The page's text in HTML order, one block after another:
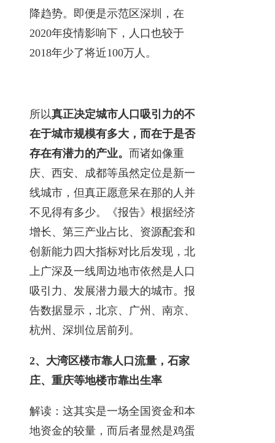
降趋势。即便是示范区深圳，在
2020年疫情影响下，人口也较于
2018年少了将近100万人。
所以真正决定城市人口吸引力的不
在于城市规模有多大，而在于是否
存在有潜力的产业。 而诸如像重
庆、西安、成都等虽然定位是新一
线城市，但真正愿意呆在那的人并
不见得有多少。《报告》根据经济
增长、第三产业占比、资源配套和
创新能力四大指标对比后发现，北
上广深及一线周边地市依然是人口
吸引力、发展潜力最大的城市。报
告数据显示，北京、广州、南京、
杭州、深圳位居前列。
2、大湾区楼市靠人口流量，石家
庄、重庆等地楼市靠出生率
解读：这其实是一场全国资金和本
地资金的较量，而后者显然是鸡蛋